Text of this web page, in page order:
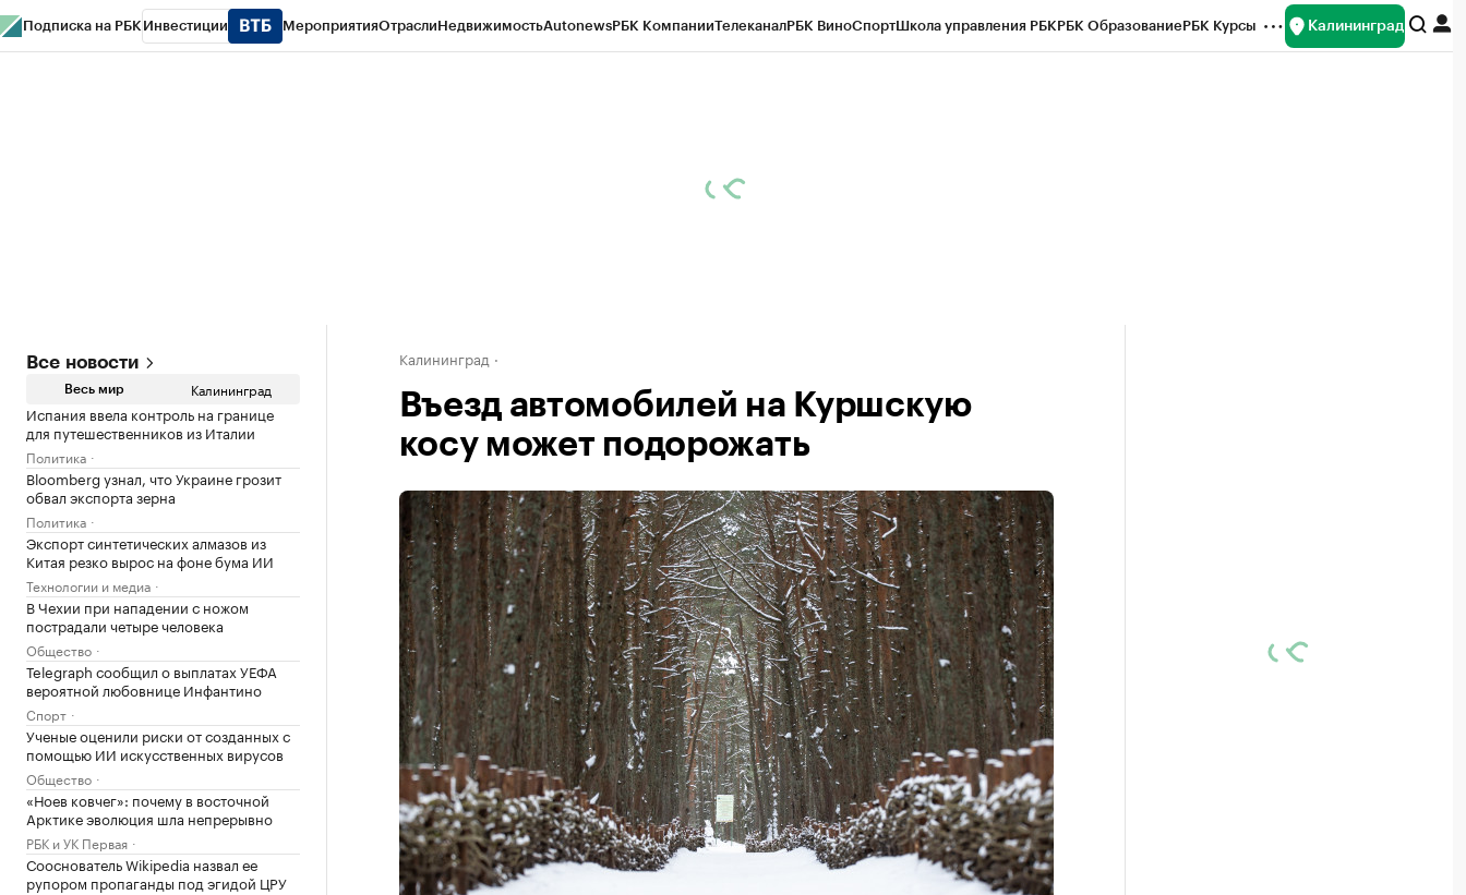
Подписка на РБК Инвестиции МероприятияОтраслиНедвижимостьAutonewsРБК КомпанииТелеканалРБК ВиноСпортШкола управления РБКРБК ОбразованиеРБК Курсы Калининград
Все новости
Весь мир Калининград
Испания ввела контроль на границе
для путешественников из Италии
Политика
Bloomberg узнал, что Украине грозит
обвал экспорта зерна
Политика
Экспорт синтетических алмазов из
Китая резко вырос на фоне бума ИИ
Технологии и медиа
В Чехии при нападении с ножом
пострадали четыре человека
Общество
Telegraph сообщил о выплатах УЕФА
вероятной любовнице Инфантино
Спорт
Ученые оценили риски от созданных с
помощью ИИ искусственных вирусов
Общество
«Ноев ковчег»: почему в восточной
Арктике эволюция шла непрерывно
РБК и УК Первая
Сооснователь Wikipedia назвал ее
рупором пропаганды под эгидой ЦРУ
Калининград
Въезд автомобилей на Куршскую
косу может подорожать